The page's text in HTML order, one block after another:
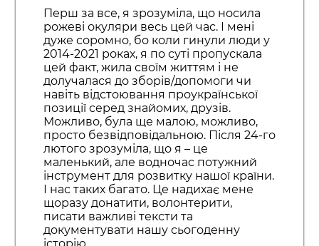
Перш за все, я зрозуміла, що носила
рожеві окуляри весь цей час. І мені
дуже соромно, бо коли гинули люди у
2014-2021 роках, я по суті пропускала
цей факт, жила своїм життям і не
долучалася до зборів/допомоги чи
навіть відстоювання проукраїнської
позиції серед знайомих, друзів.
Можливо, була ще малою, можливо,
просто безвідповідальною. Після 24-го
лютого зрозуміла, що я – це
маленький, але водночас потужний
інструмент для розвитку нашої країни.
І нас таких багато. Це надихає мене
щоразу донатити, волонтерити,
писати важливі тексти та
документувати нашу сьогоденну